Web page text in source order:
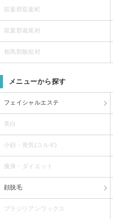
双葉郡双葉町
双葉郡葛尾村
相馬郡飯舘村
メニューから探す
フェイシャルエステ
美白
小顔・骨気(コルギ)
痩身・ダイエット
顔脱毛
ブラジリアンワックス